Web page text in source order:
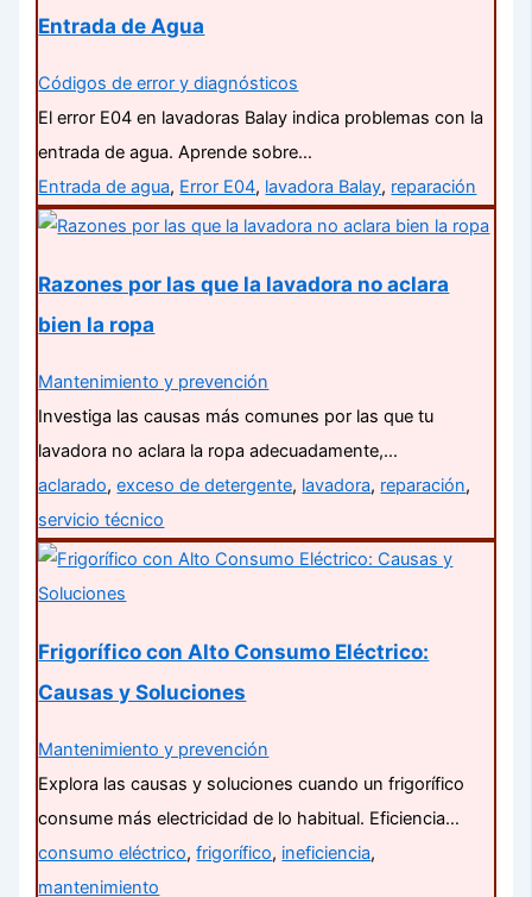
Entrada de Agua
Códigos de error y diagnósticos
El error E04 en lavadoras Balay indica problemas con la
entrada de agua. Aprende sobre…
Entrada de agua, Error E04, lavadora Balay, reparación
Razones por las que la lavadora no aclara
bien la ropa
Mantenimiento y prevención
Investiga las causas más comunes por las que tu
lavadora no aclara la ropa adecuadamente,…
aclarado,exceso de detergente, lavadora, reparación,
servicio técnico
Frigorífico con Alto Consumo Eléctrico:
Causas y Soluciones
Mantenimiento y prevención
Explora las causas y soluciones cuando un frigorífico
consume más electricidad de lo habitual. Eficiencia…
consumo eléctrico,frigorífico, ineficiencia,
mantenimiento